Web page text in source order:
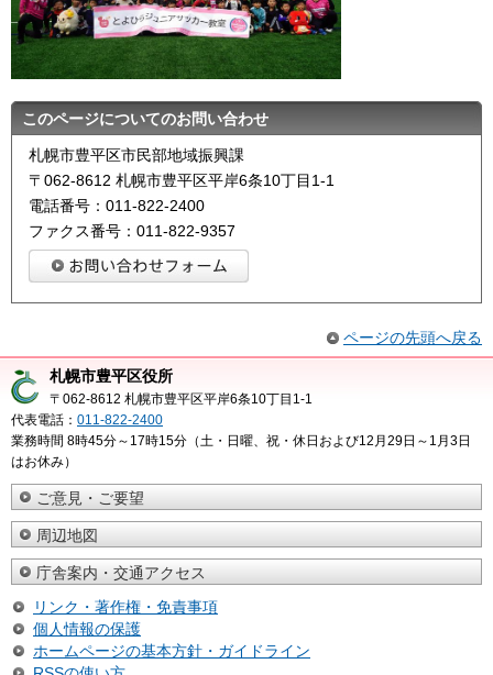
このページについてのお問い合わせ
札幌市豊平区市民部地域振興課
〒062-8612 札幌市豊平区平岸6条10丁目1-1
電話番号：011-822-2400
ファクス番号：011-822-9357
ページの先頭へ戻る
札幌市豊平区役所
〒062-8612 札幌市豊平区平岸6条10丁目1-1
代表電話： 011-822-2400
業務時間 8時45分～17時15分（土・日曜、祝・休日および12月29日～1月3日
はお休み）
ご意見・ご要望
周辺地図
庁舎案内・交通アクセス
リンク・著作権・免責事項
個人情報の保護
ホームページの基本方針・ガイドライン